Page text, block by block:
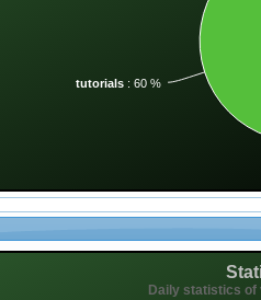
tutorials : 60 %
Daily statistics of